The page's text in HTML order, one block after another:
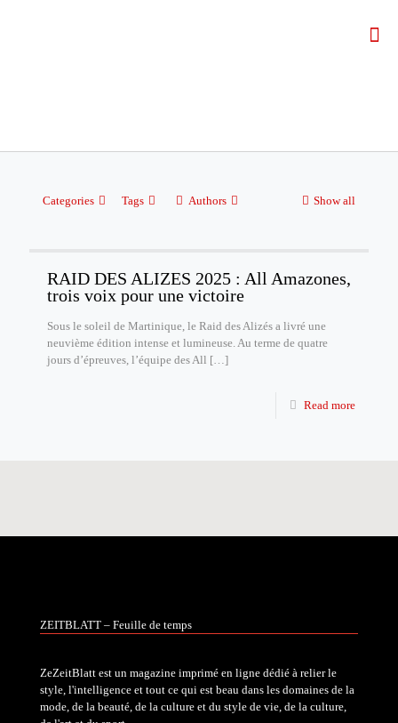
Categories Tags Authors Show all
RAID DES ALIZES 2025 : All Amazones,
trois voix pour une victoire
Sous le soleil de Martinique, le Raid des Alizés a livré une
neuvième édition intense et lumineuse. Au terme de quatre
jours d’épreuves, l’équipe des All […]
Read more
ZEITBLATT – Feuille de temps
ZeZeitBlatt est un magazine imprimé en ligne dédié à relier le
style, l'intelligence et tout ce qui est beau dans les domaines de la
mode, de la beauté, de la culture et du style de vie, de la culture,